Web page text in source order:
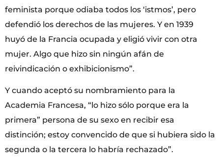
feminista porque odiaba todos los ‘istmos’, pero
defendió los derechos de las mujeres. Y en 1939
huyó de la Francia ocupada y eligió vivir con otra
mujer. Algo que hizo sin ningún afán de
reivindicación o exhibicionismo”.
Y cuando aceptó su nombramiento para la
Academia Francesa, “lo hizo sólo porque era la
primera” persona de su sexo en recibir esa
distinción; estoy convencido de que si hubiera sido la
segunda o la tercera lo habría rechazado”.